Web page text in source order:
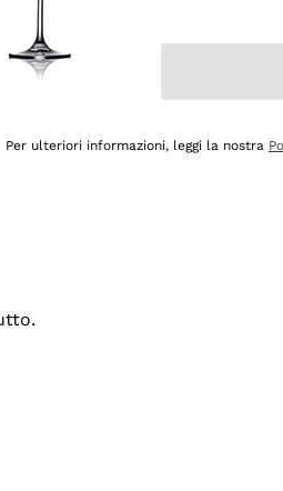
e lo consiglio! 👍
Per ulteriori informazioni, leggi la nostra